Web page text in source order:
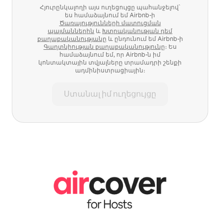
Հյուրընկալողի այս ուղեցույցը պահանջելով՝
ես համաձայնում եմ Airbnb-ի
Ծառայությունների մատուցման
պայմաններին և Խտրականության դեմ
քաղաքականությանը և ընդունում եմ Airbnb-ի
Գաղտնիության քաղաքականությունը։ Ես
համաձայնում եմ, որ Airbnb-ն իմ
կոնտակտային տվյալները տրամադրի շենքի
ադմինիստրացիային։
Ստանալ իմ ուղեցույցը